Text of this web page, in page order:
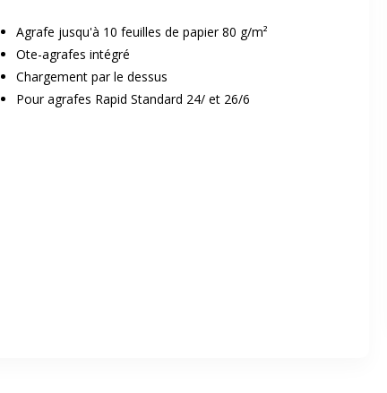
plein écran
Agrafe jusqu'à 10 feuilles de papier 80 g/m²
Ote-agrafes intégré
Chargement par le dessus
Pour agrafes Rapid Standard 24/ et 26/6